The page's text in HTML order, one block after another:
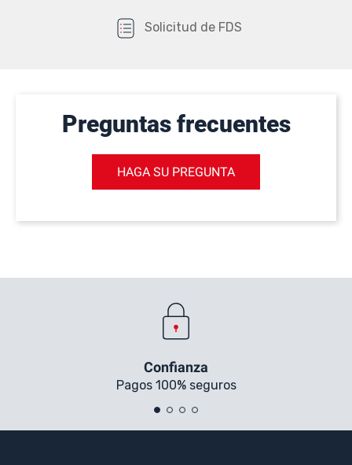
Solicitud de FDS
Preguntas frecuentes
HAGA SU PREGUNTA
Confianza
Pagos 100% seguros